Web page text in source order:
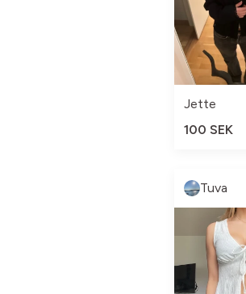
Jette
100 SEK
Tuva